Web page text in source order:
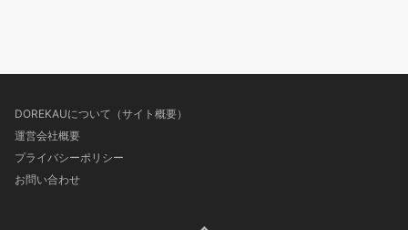
DOREKAUについて（サイト概要）
運営会社概要
プライバシーポリシー
お問い合わせ